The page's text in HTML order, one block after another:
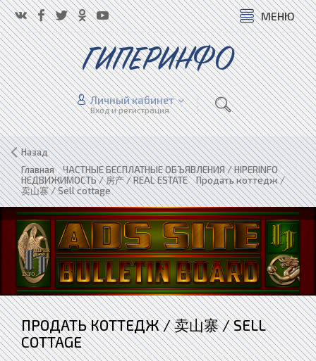
МЕНЮ
ГИПЕРИНФО
Личный кабинет
Вход и регистрация
Назад
Главная»ЧАСТНЫЕ БЕСПЛАТНЫЕ ОБЪЯВЛЕНИЯ / HIPERINFO»
НЕДВИЖИМОСТЬ / 房产 / REAL ESTATE»Продать коттедж /
卖山寨 / Sell cottage
ПРОДАТЬ КОТТЕДЖ / 卖山寨 / SELL
COTTAGE